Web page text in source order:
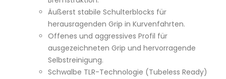
Äußerst stabile Schulterblocks für
herausragenden Grip in Kurvenfahrten.
Offenes und aggressives Profil für
ausgezeichneten Grip und hervorragende
Selbstreinigung.
Schwalbe TLR-Technologie (Tubeless Ready)